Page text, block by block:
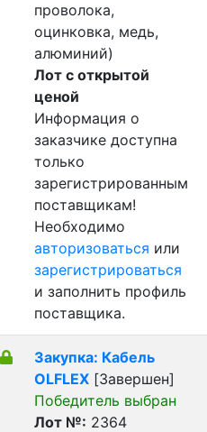
проволока,
оцинковка, медь,
алюминий)
Лот с открытой
ценой
Информация о
заказчике доступна
только
зарегистрированным
поставщикам!
Необходимо
авторизоваться или
зарегистрироваться
и заполнить профиль
поставщика.
Закупка: Кабель
OLFLEX [Завершен]
Победитель выбран
Лот №: 2364